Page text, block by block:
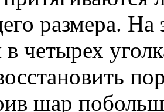
размера. На
в четырех
шар